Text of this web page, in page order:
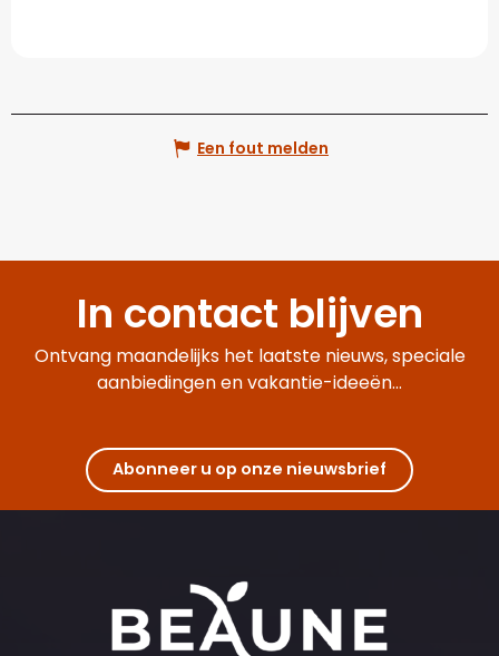
Een fout melden
In contact blijven
Ontvang maandelijks het laatste nieuws, speciale
aanbiedingen en vakantie-ideeën...
Abonneer u op onze nieuwsbrief